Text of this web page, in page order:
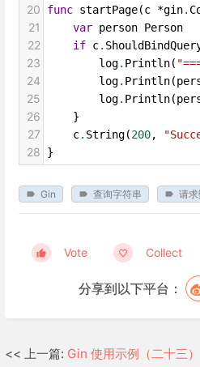
20
func startPage(c *gin.
21 var person Person
22 if c.
23 log. Println(
24 log. Println(
25 log. Println(
26 }
27 c. String(200,
28 }
Gin 查询字符串 请
Vote Collect
分享到以下平台：
<< 上一篇: Gin 使用示例（二十三